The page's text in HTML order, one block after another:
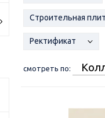
Строительная
Ректификат
смотреть по: